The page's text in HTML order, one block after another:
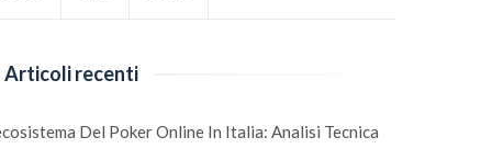
Articoli recenti
Del Poker Online In Italia: Analisi Tecnica